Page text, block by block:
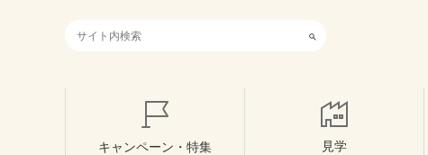
検索キーワード入力
キャンペーン・特集 見学